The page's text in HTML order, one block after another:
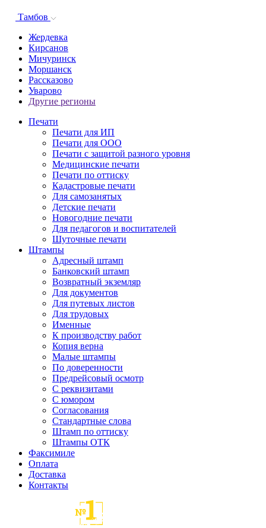
Тамбов
Жердевка
Кирсанов
Мичуринск
Моршанск
Рассказово
Уварово
Другие регионы
Печати
Печати для ИП
Печати для ООО
Печати с защитой разного уровня
Медицинские печати
Печати по оттиску
Кадастровые печати
Для самозанятых
Детские печати
Новогодние печати
Для педагогов и воспитателей
Шуточные печати
Штампы
Адресный штамп
Банковский штамп
Возвратный экземляр
Для документов
Для путевых листов
Для трудовых
Именные
К производству работ
Копия верна
Малые штампы
По доверенности
Предрейсовый осмотр
С реквизитами
С юмором
Согласования
Стандартные слова
Штамп по оттиску
Штампы ОТК
Факсимиле
Оплата
Доставка
Контакты